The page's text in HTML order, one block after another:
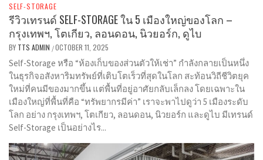
SELF-STORAGE
รีวิวเทรนด์ SELF-STORAGE ใน 5 เมืองใหญ่ของโลก –
กรุงเทพฯ, โตเกียว, ลอนดอน, นิวยอร์ก, ดูไบ
BY TTS ADMIN /OCTOBER 11, 2025
Self-Storage หรือ “ห้องเก็บของส่วนตัวให้เช่า” กำลังกลายเป็นหนึ่ง
ในธุรกิจอสังหาริมทรัพย์ที่เติบโตเร็วที่สุดในโลก สะท้อนวิถีชีวิตยุค
ใหม่ที่คนมีของมากขึ้น แต่พื้นที่อยู่อาศัยกลับเล็กลง โดยเฉพาะใน
เมืองใหญ่ที่พื้นที่คือ “ทรัพยากรมีค่า” เราจะพาไปดูว่า 5 เมืองระดับ
โลก อย่าง กรุงเทพฯ, โตเกียว, ลอนดอน, นิวยอร์ก และดูไบ มีเทรนด์
Self-Storage เป็นอย่างไร...